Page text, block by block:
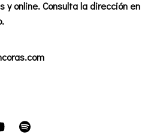
y online. Consulta la dirección en